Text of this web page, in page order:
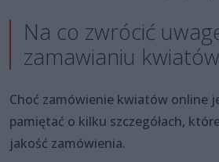
Na co zwrócić
zamawianiu
Choć zamówienie kwiatów online
pamiętać o kilku szczegółach,
jakość zamówienia.